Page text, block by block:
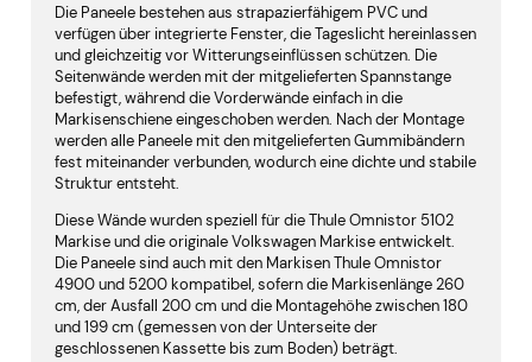
Die Paneele bestehen aus strapazierfähigem PVC und
verfügen über integrierte Fenster, die Tageslicht hereinlassen
und gleichzeitig vor Witterungseinflüssen schützen. Die
Seitenwände werden mit der mitgelieferten Spannstange
befestigt, während die Vorderwände einfach in die
Markisenschiene eingeschoben werden. Nach der Montage
werden alle Paneele mit den mitgelieferten Gummibändern
fest miteinander verbunden, wodurch eine dichte und stabile
Struktur entsteht.
Diese Wände wurden speziell für die Thule Omnistor 5102
Markise und die originale Volkswagen Markise entwickelt.
Die Paneele sind auch mit den Markisen Thule Omnistor
4900 und 5200 kompatibel, sofern die Markisenlänge 260
cm, der Ausfall 200 cm und die Montagehöhe zwischen 180
und 199 cm (gemessen von der Unterseite der
geschlossenen Kassette bis zum Boden) beträgt.